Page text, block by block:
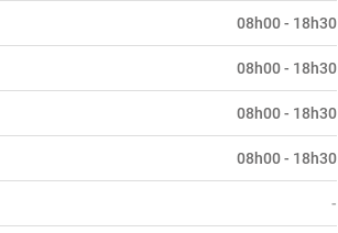
08h00 - 18h30
08h00 - 18h30
08h00 - 18h30
08h00 - 18h30
-